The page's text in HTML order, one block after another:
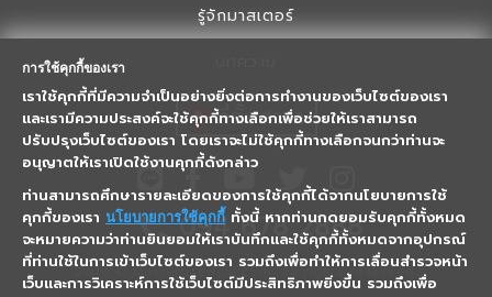
รู้จักมาสเตอร์
ที่ตั้งสาขา
094 678 2888
2018 © Masterusedcar.com, All rights reserved.
การใช้คุกกี้ของเรา
เราใช้คุกกี้ที่มีความจำเป็นอย่างยิ่งต่อการทำงานของเว็บไซต์ของเรา
และเรามีความประสงค์จะใช้คุกกี้ทางเลือกเพื่อช่วยให้เราสามารถ
ปรับปรุงเว็บไซต์ของเรา โดยเราจะไม่ใช้คุกกี้ทางเลือกจนกว่าท่านจะ
อนุญาตให้เราเปิดใช้งานคุกกี้ดังกล่าว
ท่านสามารถศึกษารายละเอียดของการใช้คุกกี้ได้จากนโยบายการใช้
คุกกี้ของเรา นโยบายการใช้คุกกี้ ทั้งนี้ หากท่านกดยอมรับคุกกี้ทั้งหมด
จะหมายความว่าท่านยินยอมให้เราบันทึกและใช้คุกกี้ทั้งหมดจากอุปกรณ์
ที่ท่านใช้ในการเข้าเว็บไซต์ของเรา รวมถึงเพื่อทำให้การเลื่อนสำรวจหน้า
เว็บและการวิเคราะห์การใช้เว็บไซต์มีประสิทธิภาพยิ่งขึ้น รวมถึงเพื่อ